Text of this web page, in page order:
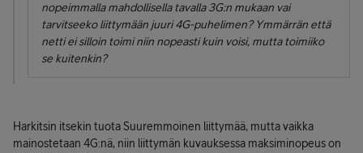
nopeimmalla mahdollisella tavalla 3G:n mukaan vai
tarvitseeko liittymään juuri 4G-puhelimen? Ymmärrän että
netti ei silloin toimi niin nopeasti kuin voisi, mutta toimiiko
se kuitenkin?
Harkitsin itsekin tuota Suuremmoinen liittymää, mutta vaikka
mainostetaan 4G:nä, niin liittymän kuvauksessa maksiminopeus on